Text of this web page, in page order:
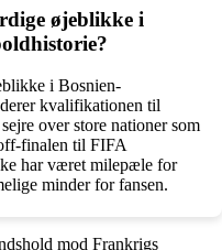
øjeblikke i
i Bosnien-
kvalifikationen til
over store nationer som
finalen til FIFA
har været milepæle for
minder for fansen.
mod Frankrigs